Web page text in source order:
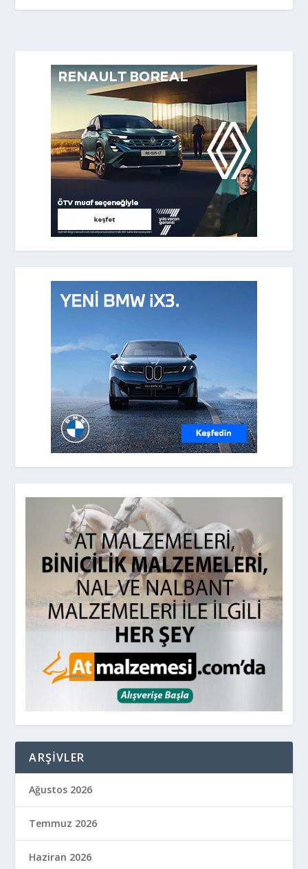
ARŞIVLER
Ağustos 2026
Temmuz 2026
Haziran 2026